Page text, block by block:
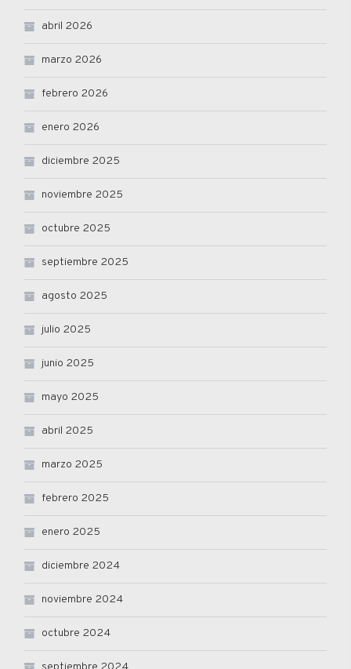
abril 2026
marzo 2026
febrero 2026
enero 2026
diciembre 2025
noviembre 2025
octubre 2025
septiembre 2025
agosto 2025
julio 2025
junio 2025
mayo 2025
abril 2025
marzo 2025
febrero 2025
enero 2025
diciembre 2024
noviembre 2024
octubre 2024